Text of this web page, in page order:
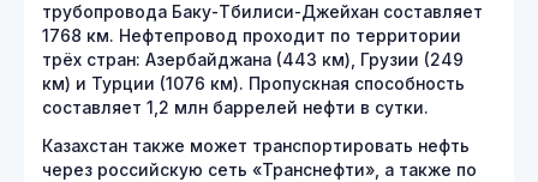
трубопровода Баку-Тбилиси-Джейхан составляет
1768 км. Нефтепровод проходит по территории
трёх стран: Азербайджана (443 км), Грузии (249
км) и Турции (1076 км). Пропускная способность
составляет 1,2 млн баррелей нефти в сутки.
Казахстан также может транспортировать нефть
через российскую сеть «Транснефти», а также по